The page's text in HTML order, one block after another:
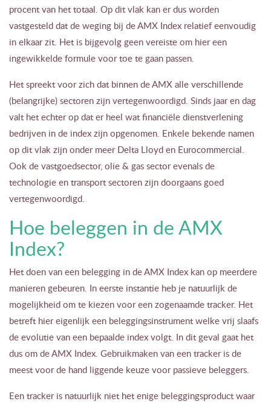
procent van het totaal. Op dit vlak kan er dus worden
vastgesteld dat de weging bij de AMX Index relatief eenvoudig
in elkaar zit. Het is bijgevolg geen vereiste om hier een
ingewikkelde formule voor toe te gaan passen.
Het spreekt voor zich dat binnen de AMX alle verschillende
(belangrijke) sectoren zijn vertegenwoordigd. Sinds jaar en dag
valt het echter op dat er heel wat financiële dienstverlening
bedrijven in de index zijn opgenomen. Enkele bekende namen
op dit vlak zijn onder meer Delta Lloyd en Eurocommercial.
Ook de vastgoedsector, olie & gas sector evenals de
technologie en transport sectoren zijn doorgaans goed
vertegenwoordigd.
Hoe beleggen in de AMX
Index?
Het doen van een belegging in de AMX Index kan op meerdere
manieren gebeuren. In eerste instantie heb je natuurlijk de
mogelijkheid om te kiezen voor een zogenaamde tracker. Het
betreft hier eigenlijk een beleggingsinstrument welke vrij slaafs
de evolutie van een bepaalde index volgt. In dit geval gaat het
dus om de AMX Index. Gebruikmaken van een tracker is de
meest voor de hand liggende keuze voor passieve beleggers.
Een tracker is natuurlijk niet het enige beleggingsproduct waar